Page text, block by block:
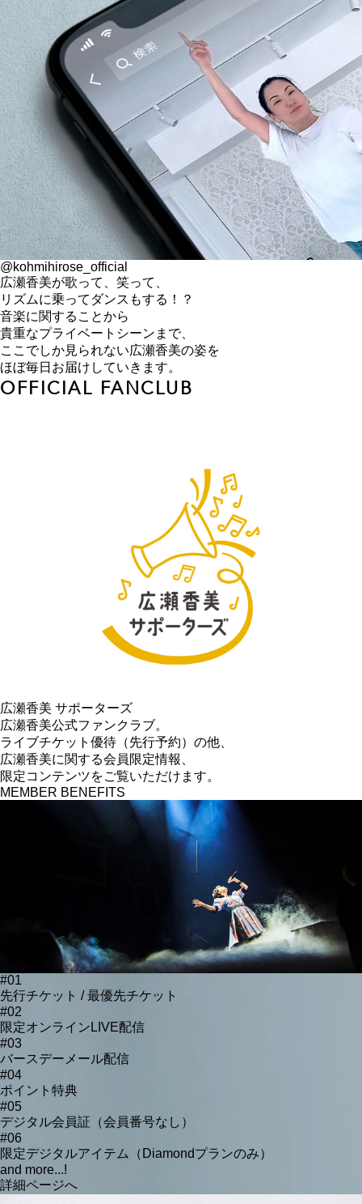
@kohmihirose_official
広瀬香美が歌って、笑って、
リズムに乗ってダンスもする！？
音楽に関することから
貴重なプライベートシーンまで、
ここでしか見られない広瀬香美の姿を
ほぼ毎日お届けしていきます。
OFFICIAL FANCLUB
広瀬香美 サポーターズ
広瀬香美公式ファンクラブ。
ライブチケット優待（先行予約）の他、
広瀬香美に関する会員限定情報、
限定コンテンツをご覧いただけます。
MEMBER BENEFITS
#01
先行チケット / 最優先チケット
#02
限定オンラインLIVE配信
#03
バースデーメール配信
#04
ポイント特典
#05
デジタル会員証（会員番号なし）
#06
限定デジタルアイテム（Diamondプランのみ）
and more...!
詳細ページへ